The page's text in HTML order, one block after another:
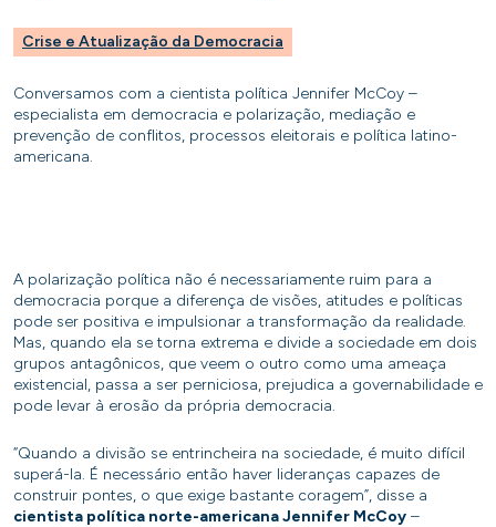
Crise e Atualização da Democracia
Conversamos com a cientista política Jennifer McCoy –
especialista em democracia e polarização, mediação e
prevenção de conflitos, processos eleitorais e política latino-
americana.
A polarização política não é necessariamente ruim para a
democracia porque a diferença de visões, atitudes e políticas
pode ser positiva e impulsionar a transformação da realidade.
Mas, quando ela se torna extrema e divide a sociedade em dois
grupos antagônicos, que veem o outro como uma ameaça
existencial, passa a ser perniciosa, prejudica a governabilidade e
pode levar à erosão da própria democracia.
“Quando a divisão se entrincheira na sociedade, é muito difícil
superá-la. É necessário então haver lideranças capazes de
construir pontes, o que exige bastante coragem”, disse a
cientista política norte-americana Jennifer McCoy –